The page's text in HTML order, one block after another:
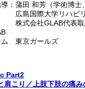
：蒲田 和芳（学術博士
広島国際大学リハビ
導：株式会社GLAB代表取
ム 東京ガールズ
Part2
肩こり／上肢下肢の痛み